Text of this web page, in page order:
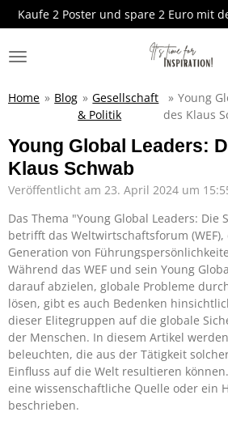
Zum
Hauptinhalt
springen
Kaufe 2 Poster und spare 2 Euro mit
Home » Blog » Gesellschaft
& Politik
» Young
des Klaus
Young Global Leaders:
Klaus Schwab
Veröffentlicht am 23. April 2024 um
Das Thema "Young Global Leaders: Die
betrifft das Weltwirtschaftsforum (WEF),
Generation von
Während das WEF und sein Young
darauf abzielen, globale Probleme
lösen, gibt es auch Bedenken
dieser Elitegruppen auf die globale
der Menschen. In diesem Artikel
beleuchten, die aus der Tätigkeit
Einfluss auf die Welt resultieren
eine wissenschaftliche Quelle oder ein
beschrieben.